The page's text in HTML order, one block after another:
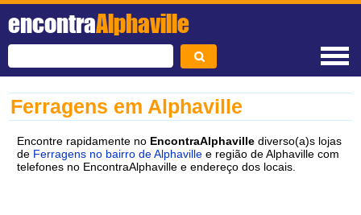
encontraAlphaville
Ferragens em Alphaville
Encontre rapidamente no EncontraAlphaville diverso(a)s lojas
de Ferragens no bairro de Alphaville e região de Alphaville com
telefones no EncontraAlphaville e endereço dos locais.